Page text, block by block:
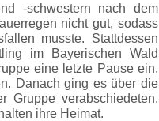
-schwestern nach dem
nicht gut, sodass
musste. Stattdessen
im Bayerischen Wald
eine letzte Pause ein,
Danach ging es über die
Gruppe verabschiedeten.
ihre Heimat.